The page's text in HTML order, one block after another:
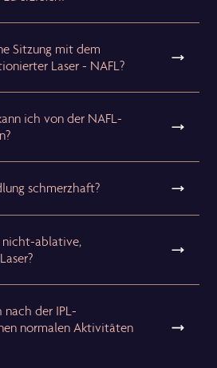
Sitzung mit dem
Laser - NAFL?
ich von der NAFL-
schmerzhaft?
nicht-ablative,
der IPL-
normalen Aktivitäten